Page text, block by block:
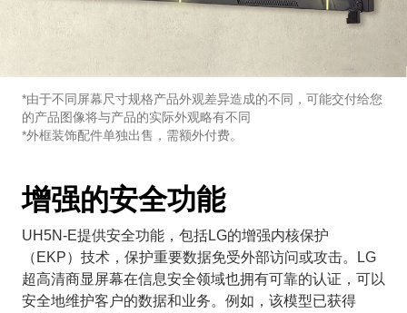
*由于不同屏幕尺寸规格产品外观差异造成的不同，可能交付给您
的产品图像将与产品的实际外观略有不同
*外框装饰配件单独出售，需额外付费。
增强的安全功能
UH5N-E提供安全功能，包括LG的增强内核保护
（EKP）技术，保护重要数据免受外部访问或攻击。LG
超高清商显屏幕在信息安全领域也拥有可靠的认证，可以
安全地维护客户的数据和业务。例如，该模型已获得